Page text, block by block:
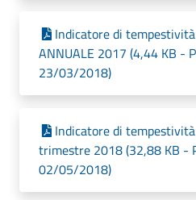
Indicatore di
ANNUALE 2017 (4,44 KB -
23/03/2018)
Indicatore di
trimestre 2018 (32,88 KB -
02/05/2018)